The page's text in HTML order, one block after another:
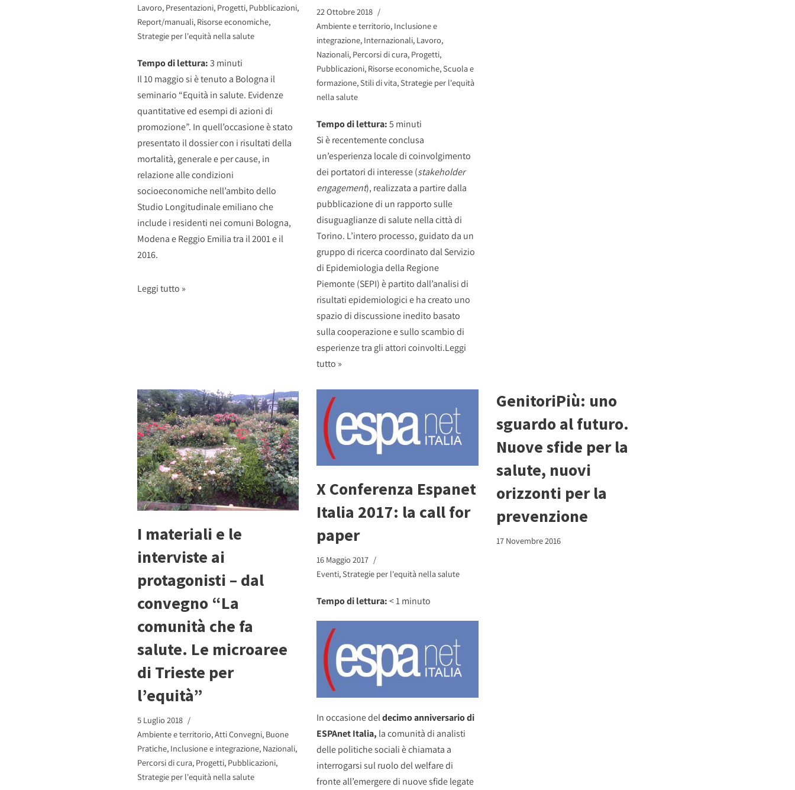
Lavoro, Presentazioni, Progetti, Pubblicazioni,
Report/manuali, Risorse economiche,
Strategie per l'equità nella salute
Tempo di lettura:3 minuti
Il 10 maggio si è tenuto a Bologna il
seminario “Equità in salute. Evidenze
quantitative ed esempi di azioni di
promozione”. In quell’occasione è stato
presentato il dossier con i risultati della
mortalità, generale e per cause, in
relazione alle condizioni
socioeconomiche nell’ambito dello
Studio Longitudinale emiliano che
include i residenti nei comuni Bologna,
Modena e Reggio Emilia tra il 2001 e il
2016.
Leggi tutto »
22 Ottobre 2018
Ambiente e territorio, Inclusione e
integrazione, Internazionali, Lavoro,
Nazionali, Percorsi di cura, Progetti,
Pubblicazioni, Risorse economiche,Scuola e
formazione,Stili di vita,Strategie per l'equità
nella salute
Tempo di lettura:5 minuti
Si è recentemente conclusa
un’esperienza locale di coinvolgimento
dei portatori di interesse (stakeholder
engagement), realizzata a partire dalla
pubblicazione di un rapporto sulle
disuguaglianze di salute nella città di
Torino. L’intero processo, guidato da un
gruppo di ricerca coordinato dal Servizio
di Epidemiologia della Regione
Piemonte (SEPI) è partito dall’analisi di
risultati epidemiologici e ha creato uno
spazio di discussione inedito basato
sulla cooperazione e sullo scambio di
esperienze tra gli attori coinvolti.Leggi
tutto »
I materiali e le
interviste ai
protagonisti – dal
convegno “La
comunità che fa
salute. Le microaree
di Trieste per
l’equità”
5 Luglio 2018
Ambiente e territorio,Atti Convegni, Buone
Pratiche, Inclusione e integrazione, Nazionali,
Percorsi di cura, Progetti, Pubblicazioni,
Strategie per l'equità nella salute
X Conferenza Espanet
Italia 2017: la call for
paper
16 Maggio 2017
Eventi,Strategie per l'equità nella salute
Tempo di lettura:< 1minuto
In occasione deldecimo anniversario di
ESPAnet Italia, la comunità di analisti
delle politiche sociali è chiamata a
interrogarsi sul ruolo del welfare di
fronte all’emergere di nuove sfide legate
GenitoriPiù: uno
sguardo al futuro.
Nuove sfide per la
salute, nuovi
orizzonti per la
prevenzione
17 Novembre 2016